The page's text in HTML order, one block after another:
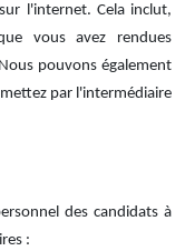
l'internet. Cela inclut,
vous avez rendues
pouvons également
par l'intermédiaire
des candidats à
: